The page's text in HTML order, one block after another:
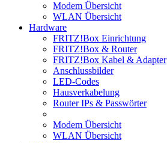
Modem Übersicht
WLAN Übersicht
Hardware
FRITZ!Box Einrichtung
FRITZ!Box & Router
FRITZ!Box Kabel & Adapter
Anschlussbilder
LED-Codes
Hausverkabelung
Router IPs & Passwörter
Modem Übersicht
WLAN Übersicht